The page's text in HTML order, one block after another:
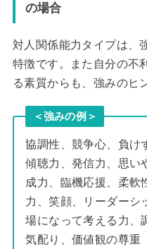
の場合
対人関係能力タイプは、
特徴です。また自分の不
る素質からも、強みのヒ
＜強みの例＞
協調性、競争心、負け
傾聴力、発信力、思い
成力、臨機応援、柔軟
力、笑顔、リーダーシ
場になって考える力、
気配り、価値観の尊重